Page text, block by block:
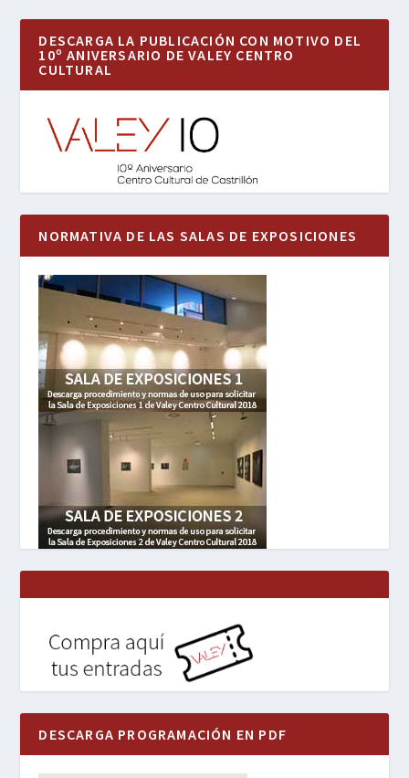
DESCARGA LA PUBLICACIÓN CON MOTIVO DEL
10º ANIVERSARIO DE VALEY CENTRO
CULTURAL
NORMATIVA DE LAS SALAS DE EXPOSICIONES
DESCARGA PROGRAMACIÓN EN PDF